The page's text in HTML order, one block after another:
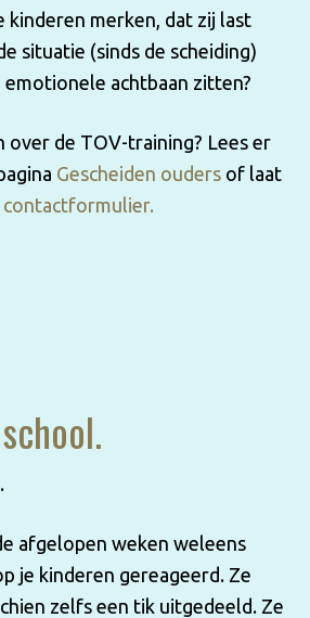
kinderen merken, dat zij last
situatie (sinds de scheiding)
emotionele achtbaan zitten?
over de TOV-training? Lees er
Gescheiden ouders of laat
contactformulier.
afgelopen weken weleens
je kinderen gereageerd. Ze
zelfs een tik uitgedeeld. Ze